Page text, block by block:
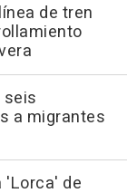
de tren
seis
a migrantes
'Lorca' de